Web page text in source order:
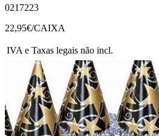
0217223
22,95€/CAIXA
IVA e Taxas legais não incl.